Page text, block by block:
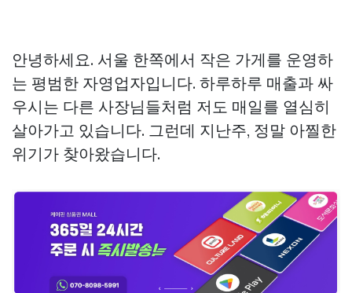
안녕하세요. 서울 한쪽에서 작은 가게를 운영하
는 평범한 자영업자입니다. 하루하루 매출과 싸
우시는 다른 사장님들처럼 저도 매일를 열심히
살아가고 있습니다. 그런데 지난주, 정말 아찔한
위기가 찾아왔습니다.